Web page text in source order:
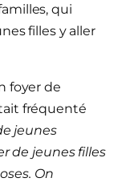
qui
filles y aller
foyer de
fréquenté
jeunes
de jeunes filles
On